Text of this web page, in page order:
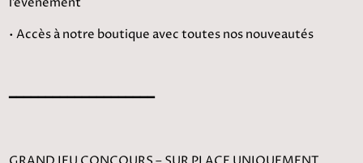
• Accès à notre boutique avec toutes nos nouveautés
━━━━━━━━━━━━━━━━━━━━